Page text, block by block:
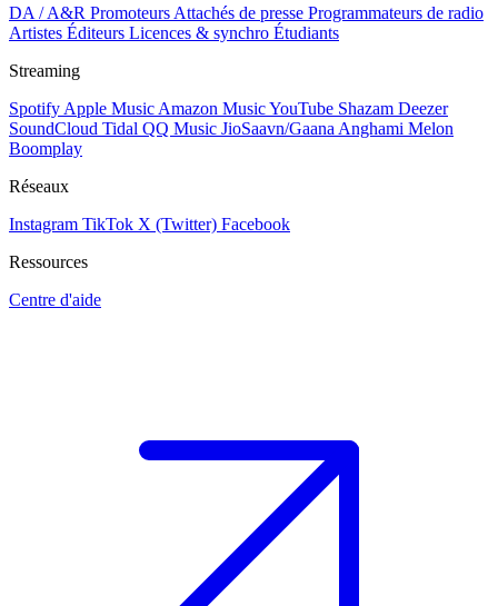
DA / A&R Promoteurs Attachés de presse Programmateurs de radio
Artistes Éditeurs Licences & synchro Étudiants
Streaming
Spotify Apple Music Amazon MusicYouTube Shazam Deezer
SoundCloud Tidal QQ Music JioSaavn/Gaana Anghami Melon
Boomplay
Réseaux
Instagram TikTok X (Twitter) Facebook
Ressources
Centre d'aide